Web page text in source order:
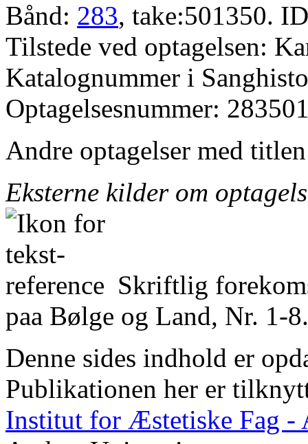
Bånd: 283, take:501350.
Tilstede ved optagelsen:
Katalognummer i
Optagelsesnummer:
Andre optagelser med
Eksterne kilder om
Skriftlig
paa Bølge og Land, Nr. 1-
Denne sides indhold er
Publikationen her er
Institut for Æstetiske Fag -